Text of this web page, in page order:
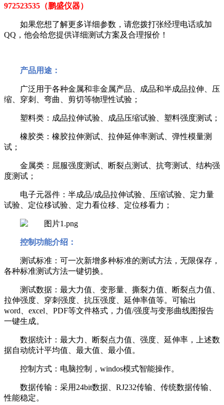
972523535（鹏盛仪器）
如果您想了解更多详细参数， 请您拨打张经理电话或加
QQ ，他会给您提供详细测试方案及合理报价！
产品用途：
广泛用于各种金属和非金属产品、成品和半成品拉伸、压
缩、穿刺、弯曲、剪切等物理性试验；
塑料类：成品拉伸试验、成品压缩试验、塑料强度测试；
橡胶类：橡胶拉伸测试、拉伸延伸率测试、弹性模量测
试；
金属类：屈服强度测试、断裂点测试、抗弯测试、结构强
度测试；
电子元器件：半成品/成品拉伸试验、压缩试验、定力量
试验、定位移试验、定力看位移、定位移看力；
控制功能介绍：
测试标准：可一次新增多种标准的测试方法，无限保存，
各种标准测试方法一键切换。
测试数据：最大力值、变形量、撕裂力值、断裂点力值、
拉伸强度、穿刺强度、抗压强度、延伸率值等。可输出
word
excel PDF等文件格式，力值/强度与变形曲线图报告
一键生成。
数据统计：最大力、断裂点力值、强度、延伸率，上述数
据自动统计平均值、最大值、最小值。
控制方式：电脑控制， windos模式智能操作。
数据传输：采用 24bit数据、 RJ232传输、传统数据传输、
性能稳定。